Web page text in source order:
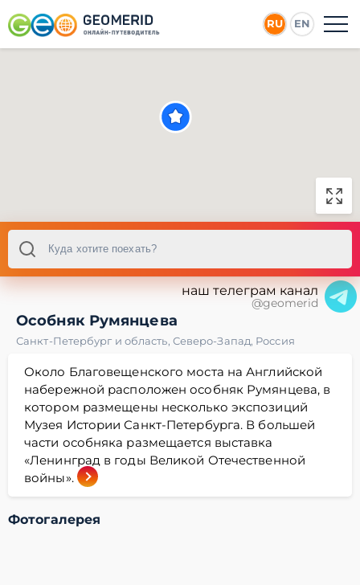
RU EN
наш телеграм канал
@geomerid
Особняк Румянцева
Санкт-Петербург и область, Северо-Запад, Россия
Около Благовещенского моста на Английской
набережной расположен особняк Румянцева, в
котором размещены несколько экспозиций
Музея Истории Санкт-Петербурга. В большей
части особняка размещается выставка
«Ленинград в годы Великой Отечественной
войны».
Фотогалерея